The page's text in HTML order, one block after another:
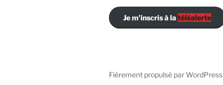
Je m'inscris à latéléalerte
Fièrement propulsé par WordPress